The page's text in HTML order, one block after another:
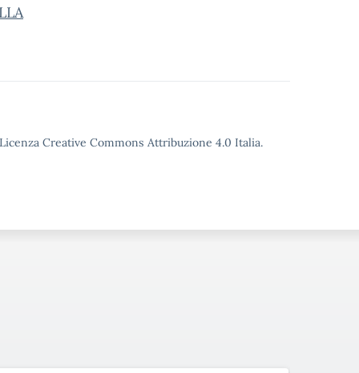
Creative Commons Attribuzione 4.0 Italia.